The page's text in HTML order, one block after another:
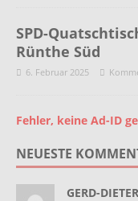
SPD-
Rünthe Süd
6. Februar 2025
Fehler, keine Ad-ID
NEUESTE
GERD-